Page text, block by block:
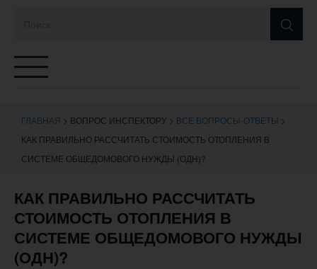
Переключатель
ГЛАВНАЯ > ВОПРОС ИНСПЕКТОРУ > ВСЕ ВОПРОСЫ-ОТВЕТЫ >
КАК ПРАВИЛЬНО РАССЧИТАТЬ СТОИМОСТЬ ОТОПЛЕНИЯ В
СИСТЕМЕ ОБЩЕДОМОВОГО НУЖДЫ (ОДН)?
КАК ПРАВИЛЬНО РАССЧИТАТЬ
СТОИМОСТЬ ОТОПЛЕНИЯ В
СИСТЕМЕ ОБЩЕДОМОВОГО НУЖДЫ
(ОДН)?